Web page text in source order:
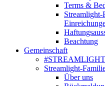
Terms &
Beachtung
Gemeinschaft
Streamlight-
Über uns